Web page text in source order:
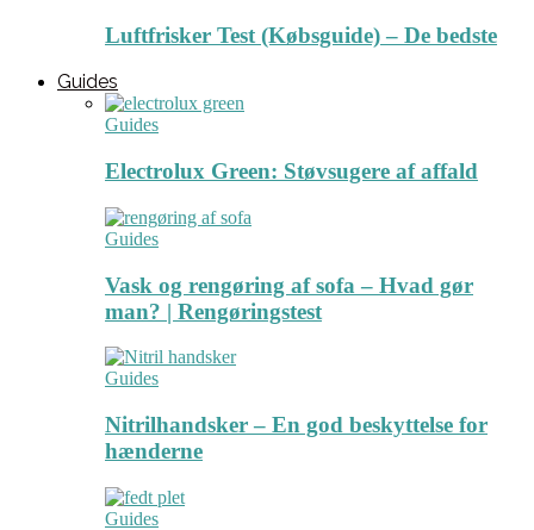
Luftfrisker Test (Købsguide) – De bedste
Guides
Guides
Electrolux Green: Støvsugere af affald
Guides
Vask og rengøring af sofa – Hvad gør
man? | Rengøringstest
Guides
Nitrilhandsker – En god beskyttelse for
hænderne
Guides